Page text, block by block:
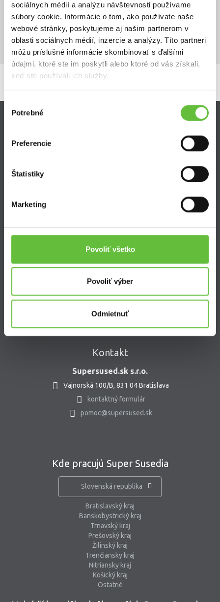
sociálnych médií a analýzu návštevnosti používame
súbory cookie. Informácie o tom, ako používate naše
webové stránky, poskytujeme aj našim partnerom v
oblasti sociálnych médií, inzercie a analýzy. Títo partneri
môžu príslušné informácie skombinovať s ďalšími
údajmi, ktoré ste im poskytli alebo ktoré od vás získali,
keď ste používali ich služby.
Výber
súhlasu
Potrebné
Preferencie
Štatistiky
Marketing
Povoliť všetko
Povoliť výber
Odmietnuť
od 08.08.2026
do 15.08.2026
120,00 €
Zobraziť detail
Riešenie problémov a reklamácií
Blog
Kontakt
Supersused.sk s.r.o.
Vajnorská 100/B, 831 04 Bratislava
kontaktný formulár
pomoc@supersused.sk
Kde pracujú Super Susedia
Slovenská republika
Bratislavský kraj
Banskobystrický kraj
Trnavský kraj
Prešovský kraj
Žilinský kraj
Trenčiansky kraj
Nitriansky kraj
Košický kraj
Ostatné